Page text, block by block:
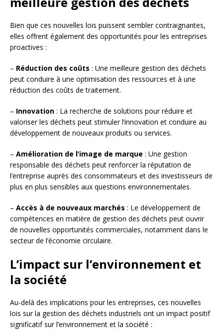
Bien que ces nouvelles lois puissent sembler contraignantes,
elles offrent également des opportunités pour les entreprises
proactives :
– Réduction des coûts : Une meilleure gestion des déchets
peut conduire à une optimisation des ressources et à une
réduction des coûts de traitement.
– Innovation : La recherche de solutions pour réduire et
valoriser les déchets peut stimuler l’innovation et conduire au
développement de nouveaux produits ou services.
– Amélioration de l’image de marque : Une gestion
responsable des déchets peut renforcer la réputation de
l’entreprise auprès des consommateurs et des investisseurs de
plus en plus sensibles aux questions environnementales.
– Accès à de nouveaux marchés : Le développement de
compétences en matière de gestion des déchets peut ouvrir
de nouvelles opportunités commerciales, notamment dans le
secteur de l’économie circulaire.
L’impact sur l’environnement et
la société
Au-delà des implications pour les entreprises, ces nouvelles
lois sur la gestion des déchets industriels ont un impact positif
significatif sur l’environnement et la société :